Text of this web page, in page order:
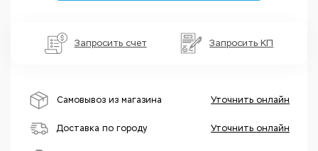
Запросить счет Запросить КП
Самовывоз из магазина Уточнить онлайн
Доставка по городу Уточнить онлайн